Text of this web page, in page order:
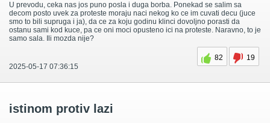
U prevodu, ceka nas jos puno posla i duga borba. Ponekad se salim sa
decom posto uvek za proteste moraju naci nekog ko ce im cuvati decu (juce
smo to bili supruga i ja), da ce za koju godinu klinci dovoljno porasti da
ostanu sami kod kuce, pa ce oni moci opusteno ici na proteste. Naravno, to je
samo sala. Ili mozda nije?
82
19
2025-05-17 07:36:15
istinom protiv lazi